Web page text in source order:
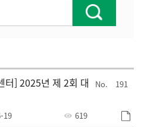
191
터] 2025년 제 2회 대
19 619